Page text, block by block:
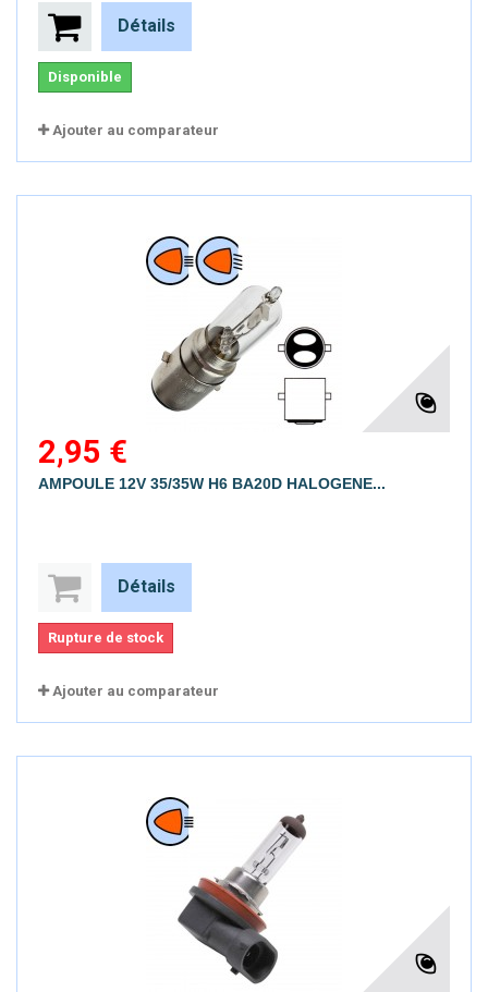
Détails
Disponible
Ajouter au comparateur
2,95 €
AMPOULE 12V 35/35W H6 BA20D HALOGENE...
Détails
Rupture de stock
Ajouter au comparateur